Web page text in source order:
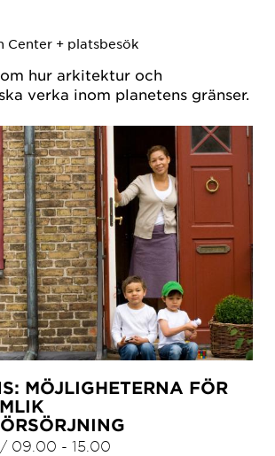
Center + platsbesök
hur arkitektur och
verka inom planetens gränser.
MÖJLIGHETERNA FÖR
/ 09.00 - 15.00